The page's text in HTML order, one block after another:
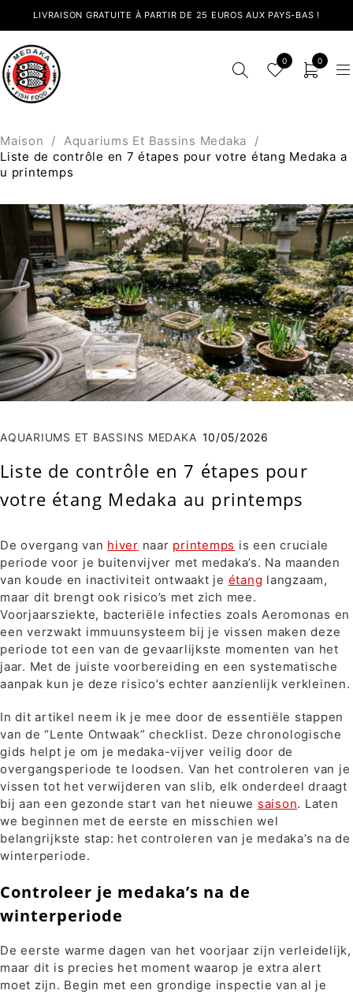
LIVRAISON GRATUITE À PARTIR DE 25 EUROS AUX PAYS-BAS !
0 0
Maison / Aquariums Et Bassins Medaka
/
Liste de contrôle en 7 étapes pour votre étang Medaka a
u printemps
AQUARIUMS ET BASSINS MEDAKA 10/05/2026
Liste de contrôle en 7 étapes pour
votre étang Medaka au printemps
De overgang van hiver naar printemps is een cruciale
periode voor je buitenvijver met medaka’s. Na maanden
van koude en inactiviteit ontwaakt je étang langzaam,
maar dit brengt ook risico’s met zich mee.
Voorjaarsziekte, bacteriële infecties zoals Aeromonas en
een verzwakt immuunsysteem bij je vissen maken deze
periode tot een van de gevaarlijkste momenten van het
jaar. Met de juiste voorbereiding en een systematische
aanpak kun je deze risico’s echter aanzienlijk verkleinen.
In dit artikel neem ik je mee door de essentiële stappen
van de “Lente Ontwaak” checklist. Deze chronologische
gids helpt je om je medaka-vijver veilig door de
overgangsperiode te loodsen. Van het controleren van je
vissen tot het verwijderen van slib, elk onderdeel draagt
bij aan een gezonde start van het nieuwe saison. Laten
we beginnen met de eerste en misschien wel
belangrijkste stap: het controleren van je medaka’s na de
winterperiode.
Controleer je medaka’s na de
winterperiode
De eerste warme dagen van het voorjaar zijn verleidelijk,
maar dit is precies het moment waarop je extra alert
moet zijn. Begin met een grondige inspectie van al je